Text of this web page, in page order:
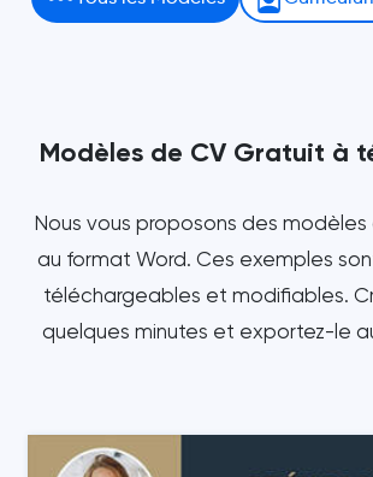
Modèles de CV Gratuit à
Nous vous proposons des modèles
au format Word. Ces exemples
téléchargeables et modifiables.
quelques minutes et exportez-le